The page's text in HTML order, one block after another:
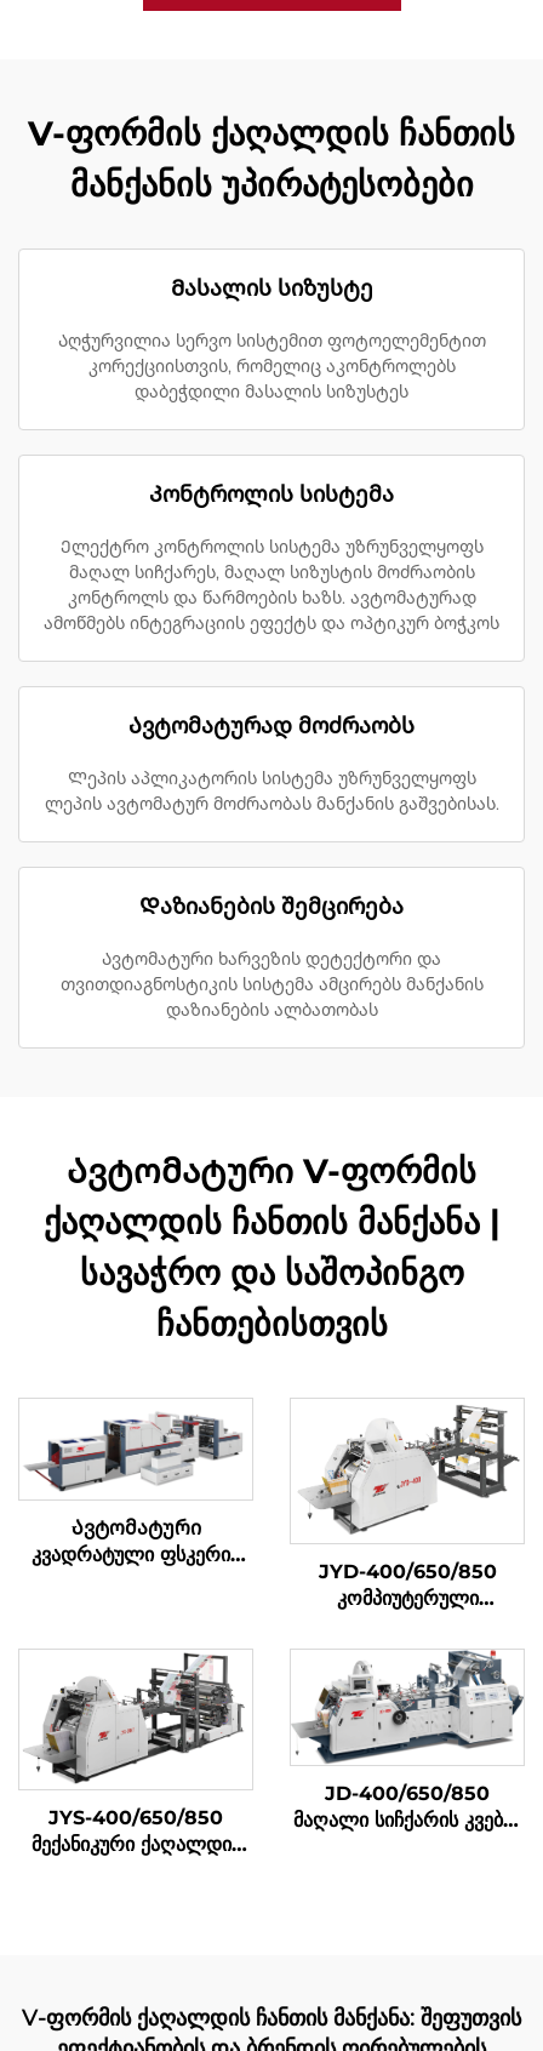
V-ფორმის ქაღალდის ჩანთის
მანქანის უპირატესობები
Მასალის სიზუსტე
Აღჭურვილია სერვო სისტემით ფოტოელემენტით
კორექციისთვის, რომელიც აკონტროლებს
დაბეჭდილი მასალის სიზუსტეს
Კონტროლის სისტემა
Ელექტრო კონტროლის სისტემა უზრუნველყოფს
მაღალ სიჩქარეს, მაღალ სიზუსტის მოძრაობის
კონტროლს და წარმოების ხაზს. ავტომატურად
ამოწმებს ინტეგრაციის ეფექტს და ოპტიკურ ბოჭკოს
Ავტომატურად მოძრაობს
Ლეპის აპლიკატორის სისტემა უზრუნველყოფს
ლეპის ავტომატურ მოძრაობას მანქანის გაშვებისას.
Დაზიანების შემცირება
Ავტომატური ხარვეზის დეტექტორი და
თვითდიაგნოსტიკის სისტემა ამცირებს მანქანის
დაზიანების ალბათობას
Ავტომატური V-ფორმის
ქაღალდის ჩანთის მანქანა |
სავაჭრო და საშოპინგო
ჩანთებისთვის
Ავტომატური
კვადრატული ფსკერის
JYD-400/650/850
კომპიუტერული
სიჩქარის მკვეთრი ქვედა
ქაღალდის ჩანთა
დამზადების მანქანა
JYS-400/650/850
მექანიკური ქაღალდის
JD-400/650/850
მაღალი სიჩქარის კვების
V-ფორმის ქაღალდის ჩანთის მანქანა: შეფუთვის